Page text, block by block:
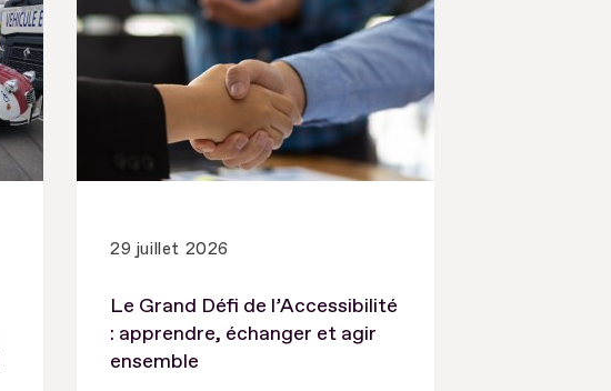
29 juillet 2026
Le Grand Défi de l’Accessibilité
: apprendre, échanger et agir
ensemble